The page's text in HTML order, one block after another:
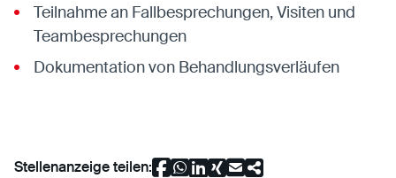
Teilnahme an Fallbesprechungen, Visiten und
Teambesprechungen
Dokumentation von Behandlungsverläufen
Stellenanzeige teilen: